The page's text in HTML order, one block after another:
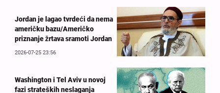
Jordan je lagao tvrdeći da nema
američku bazu/Američko
priznanje žrtava sramoti Jordan
2026-07-25 23:56
Washington i Tel Aviv u novoj
fazi strateških neslaganja